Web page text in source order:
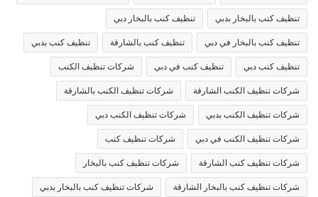
تنظيف كنب بالبخار بدبي تنظيف كنب بالبخار دبي
تنظيف كنب بالبخار في دبي تنظيف كنب بالشارقة تنظيف كنب بدبي
تنظيف كنب دبي تنظيف كنب في دبي شركات تنظيف الكنب
شركات تنظيف الكنب الشارقة شركات تنظيف الكنب بالشارقة
شركات تنظيف الكنب بدبي شركات تنظيف الكنب دبي
شركات تنظيف الكنب في دبي شركات تنظيف كنب
شركات تنظيف كنب الشارقة شركات تنظيف كنب بالبخار
شركات تنظيف كنب بالبخار الشارقة شركات تنظيف كنب بالبخار بدبي